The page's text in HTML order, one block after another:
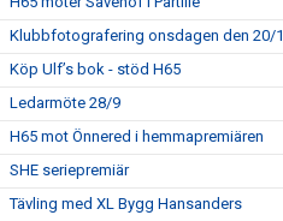
Klubbfotografering onsdagen den 20/
Köp Ulf’s bok - stöd H65
Ledarmöte 28/9
H65 mot Önnered i hemmapremiären
SHE seriepremiär
Tävling med XL Bygg Hansanders